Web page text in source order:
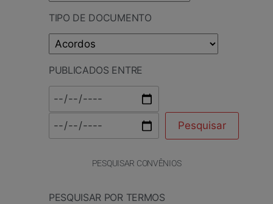
TIPO DE DOCUMENTO
PUBLICADOS ENTRE
PESQUISAR CONVÊNIOS
PESQUISAR POR TERMOS